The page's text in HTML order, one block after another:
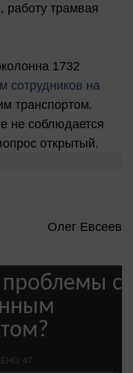
работу трамвая
1732
сотрудников на
транспортом.
не соблюдается
открытый.
Олег Евсеев